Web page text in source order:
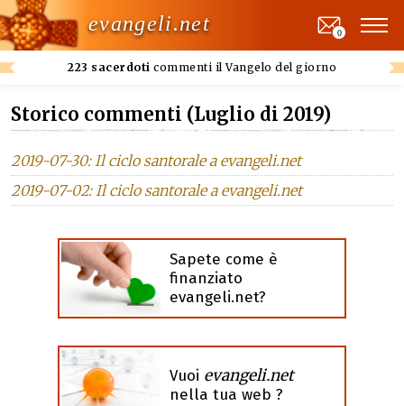
evangeli.net
223 sacerdoti commenti il Vangelo del giorno
0
Storico commenti (Luglio di 2019)
2019-07-30: Il ciclo santorale a evangeli.net
2019-07-02: Il ciclo santorale a evangeli.net
Sapete come è
finanziato
evangeli.net?
Vuoi evangeli.net
nella tua web ?